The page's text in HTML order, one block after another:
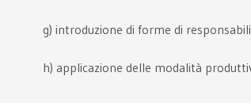
g) introduzione di forme di
h) applicazione delle modalità